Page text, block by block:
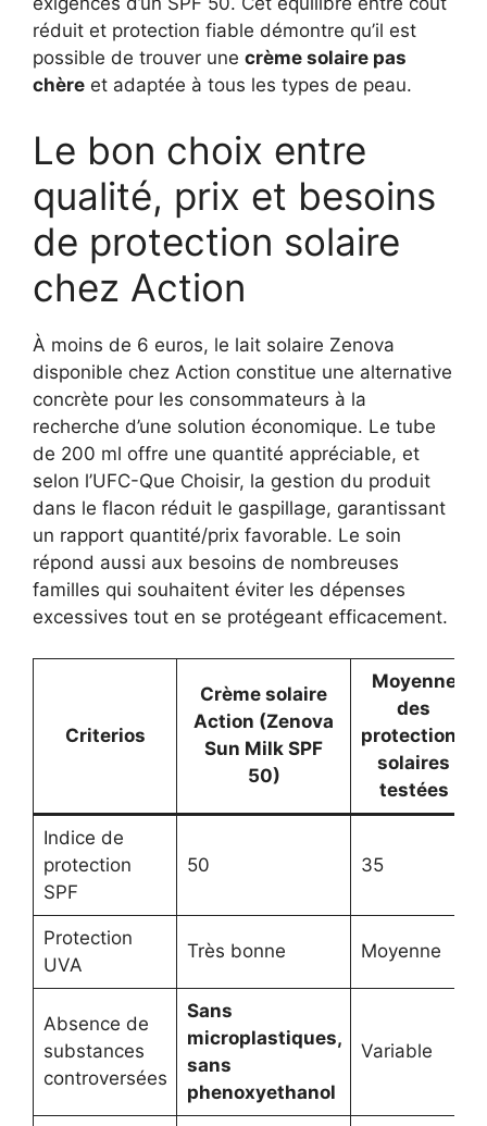
réduit et protection fiable démontre qu’il est
possible de trouver une crème solaire pas
chère et adaptée à tous les types de peau.
Le bon choix entre
qualité, prix et besoins
de protection solaire
chez Action
À moins de 6 euros, le lait solaire Zenova
disponible chez Action constitue une alternative
concrète pour les consommateurs à la
recherche d’une solution économique. Le tube
de 200 ml offre une quantité appréciable, et
selon l’UFC-Que Choisir, la gestion du produit
dans le flacon réduit le gaspillage, garantissant
un rapport quantité/prix favorable. Le soin
répond aussi aux besoins de nombreuses
familles qui souhaitent éviter les dépenses
excessives tout en se protégeant efficacement.
Criterios
Crème solaire
Action (Zenova
Sun Milk SPF
50)
Moyenne
des
protections
solaires
testées
Indice de
protection
SPF
50 35
Protection
UVA
Très bonne Moyenne
Absence de
substances
controversées
Sans
microplastiques,
sans
phenoxyethanol
Variable